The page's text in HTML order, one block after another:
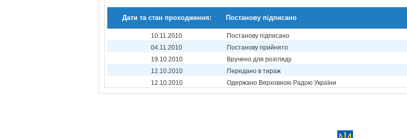
Дати та стан проходження: Постанову підписано
10.11.2010
Постанову підписано
04.11.2010
Постанову прийнято
19.10.2010
Вручено для розгляду
12.10.2010
Передано в тираж
12.10.2010
Одержано Верховною Радою України